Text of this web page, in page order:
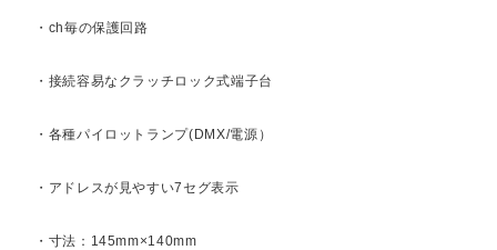
・ch毎の保護回路
・接続容易なクラッチロック式端子台
・各種パイロットランプ(DMX/電源）
・アドレスが見やすい7セグ表示
・寸法：145mm×140mm